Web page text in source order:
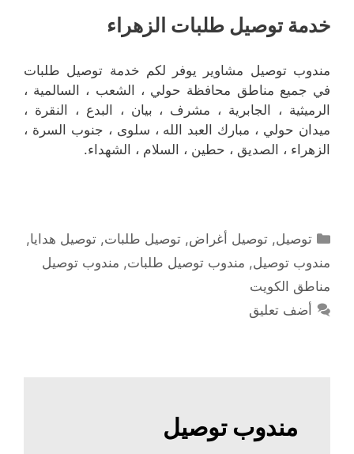
خدمة توصيل طلبات الزهراء
مندوب توصيل مشاوير يوفر لكم خدمة توصيل طلبات
في جميع مناطق محافظة حولي ، الشعب ، السالمية ،
الرميثية ، الجابرية ، مشرف ، بيان ، البدع ، النقرة ،
ميدان حولي ، مبارك العبد الله ، سلوى ، جنوب السرة ،
الزهراء ، الصديق ، حطين ، السلام ، الشهداء.
التصنيفات
توصيل,توصيل أغراض,توصيل طلبات,توصيل هدايا,
مندوب توصيل, مندوب توصيل طلبات, مندوب توصيل
مناطق الكويت
أضف تعليق
مندوب توصيل